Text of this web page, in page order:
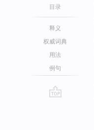
目录
释义
权威词典
用法
例句